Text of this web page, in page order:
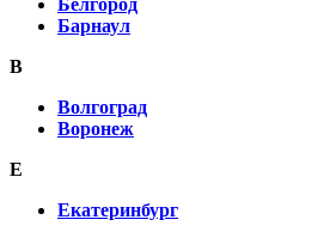
Барнаул
В
Волгоград
Воронеж
E
Екатеринбург